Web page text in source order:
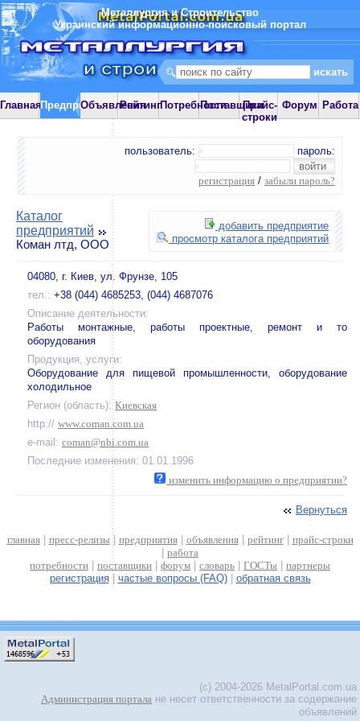
Металлургия и Строительство
Украинский информационно-поисковый портал
ГлавнаяПредприятияОбъявления
РейтингПотребностиПоставщики
Прайс-
строки
Форум Работа
пользователь: пароль:
регистрация / забыли пароль?
добавить предприятие
просмотр каталога предприятий
Каталог
предприятий
Коман лтд, ООО
04080, г. Киев, ул. Фрунзе, 105
тел.: +38 (044) 4685253, (044) 4687076
Описание деятельности:
Работы монтажные, работы проектные, ремонт и то
оборудования
Продукция, услуги:
Оборудование для пищевой промышленности, оборудование
холодильное
Регион (область): Киевская
http:// www.coman.com.ua
e-mail: coman@nbi.com.ua
Последние изменения: 01.01.1996
изменить информацию о предприятии?
Вернуться
главная| пресс-релизы | предприятия| объявления| рейтинг| прайс-строки
работа
потребности
поставщики форум словарь ГОСТы
партнеры
регистрация| частые вопросы (FAQ)| обратная связь
(c) 2004-2026 MetalPortal.com.ua
Администрация портала не несет ответственности за содержание
объявлений